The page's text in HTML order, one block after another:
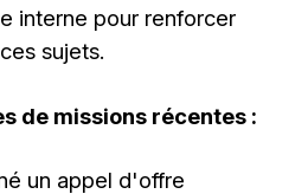
interne pour renforcer
sujets.
de missions récentes :
un appel d'offre